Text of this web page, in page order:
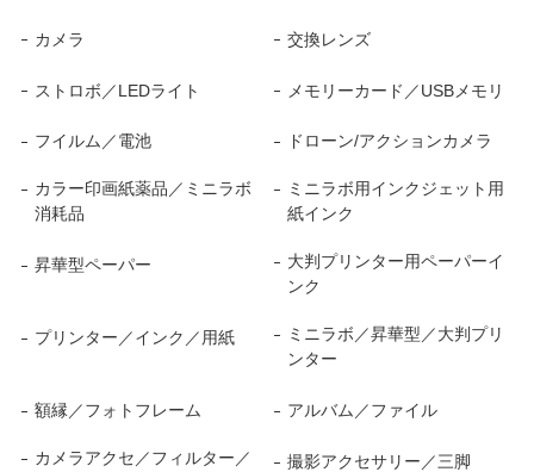
カメラ 交換レンズ
ストロボ／LEDライト メモリーカード／USBメモリ
フイルム／電池 ドローン/アクションカメラ
カラー印画紙薬品／ミニラボ
消耗品
ミニラボ用インクジェット用
紙インク
昇華型ペーパー
大判プリンター用ペーパーイ
ンク
プリンター／インク／用紙
ミニラボ／昇華型／大判プリ
ンター
額縁／フォトフレーム アルバム／ファイル
カメラアクセ／フィルター／
撮影アクセサリー／三脚